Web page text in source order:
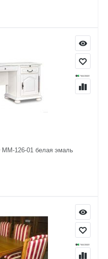
ММ-126-01 белая эмаль